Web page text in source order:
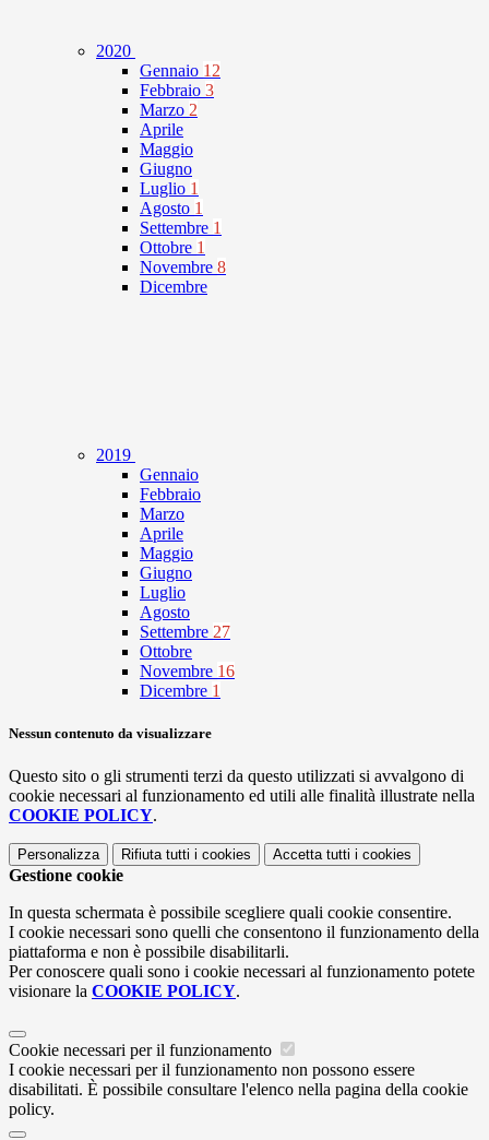
2020
Gennaio 12
Febbraio 3
Marzo 2
Aprile
Maggio
Giugno
Luglio 1
Agosto 1
Settembre 1
Ottobre 1
Novembre 8
Dicembre
2019
Gennaio
Febbraio
Marzo
Aprile
Maggio
Giugno
Luglio
Agosto
Settembre 27
Ottobre
Novembre 16
Dicembre 1
Nessun contenuto da visualizzare
Questo sito o gli strumenti terzi da questo utilizzati si avvalgono di
cookie necessari al funzionamento ed utili alle finalità illustrate nella
COOKIE POLICY.
Personalizza Rifiuta tutti i cookies Accetta tutti i cookies
Gestione cookie
In questa schermata è possibile scegliere quali cookie consentire.
I cookie necessari sono quelli che consentono il funzionamento della
piattaforma e non è possibile disabilitarli.
Per conoscere quali sono i cookie necessari al funzionamento potete
visionare la COOKIE POLICY.
Cookie necessari per il funzionamento
I cookie necessari per il funzionamento non possono essere
disabilitati. È possibile consultare l'elenco nella pagina della cookie
policy.